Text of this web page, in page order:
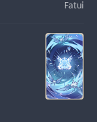
Fatui